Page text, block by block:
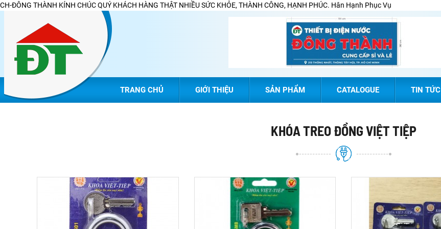
CH-ĐÔNG THÀNH KÍNH CHÚC QUÝ KHÁCH HÀNG THẬT NHIỀU SỨC KHỎE, THÀNH CÔNG, HẠNH PHÚC. Hân Hạnh Phục Vụ
TRANG CHỦ GIỚI THIỆU SẢN PHẨM CATALOGUE TIN TỨC
KHÓA TREO ĐỒNG VIỆT TIỆP